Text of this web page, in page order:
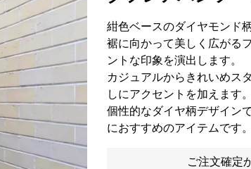
紺色ベースのダイヤモンド
裾に向かって美しく広がる
ントな印象を演出します。
カジュアルからきれいめス
しにアクセントを加えます。
個性的なダイヤ柄デザイン
におすすめのアイテムです。
ご注文確定